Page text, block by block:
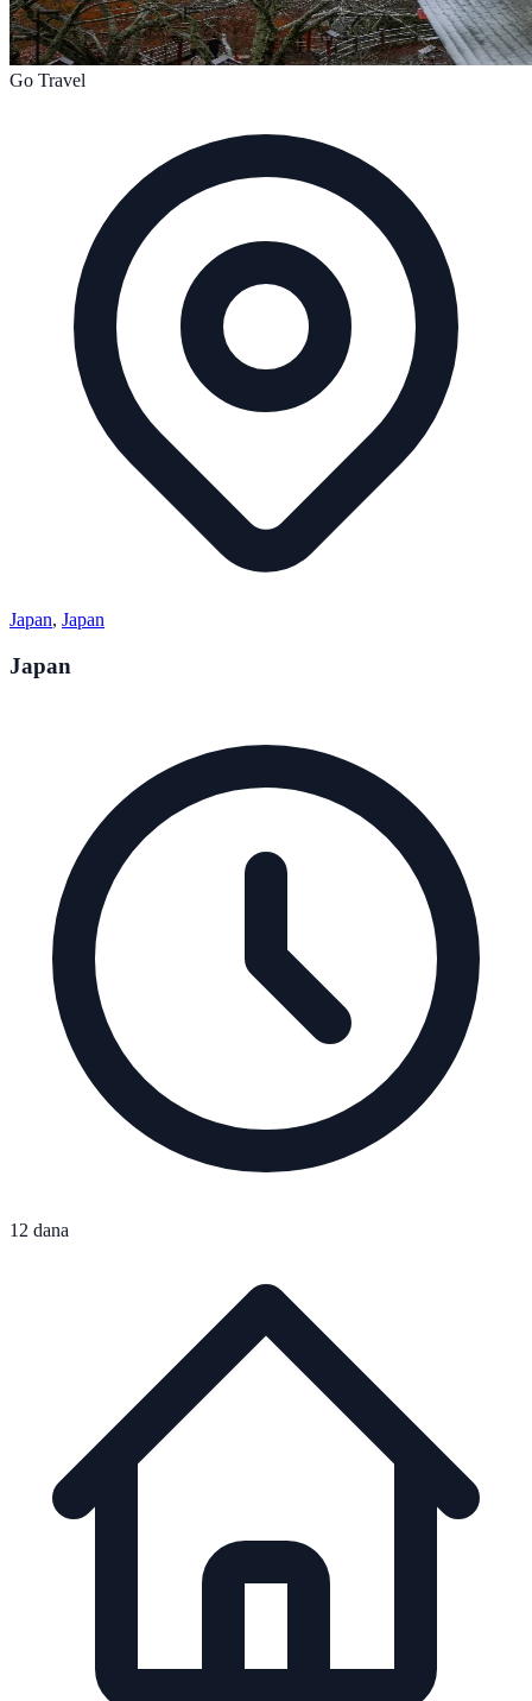
Go Travel
Japan, Japan
Japan
12 dana